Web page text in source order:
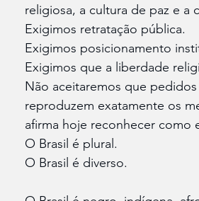
religiosa, a cultura de paz e a
Exigimos retratação pública.
Exigimos posicionamento
Exigimos que a liberdade
Não aceitaremos que
reproduzem exatamente os
afirma hoje reconhecer como
O Brasil é plural.
O Brasil é diverso.